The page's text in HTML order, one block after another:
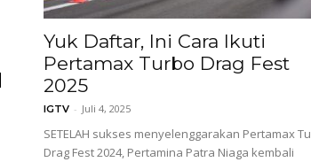
Yuk Daftar, Ini Cara Ikuti
Pertamax Turbo Drag Fest
2025
IGTV - Juli 4, 2025
SETELAH sukses menyelenggarakan Pertamax
Drag Fest 2024, Pertamina Patra Niaga kembali